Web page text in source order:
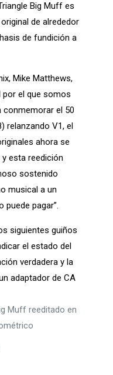
Big Muff es
de alrededor
de fundición a
Mike Matthews,
por el que somos
conmemorar el 50
relanzando V1, el
ahora se
esta reedición
sostenido
musical a un
puede pagar”.
siguientes guiños
el estado del
verdadera y la
adaptador de CA
Muff reeditado en